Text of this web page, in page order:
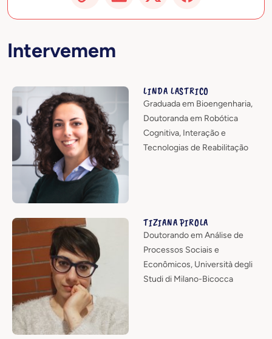
Intervemem
LINDA LASTRICO
Graduada em Bioengenharia,
Doutoranda em Robótica
Cognitiva, Interação e
Tecnologias de Reabilitação
TIZIANA PIROLA
Doutorando em Análise de
Processos Sociais e
Econômicos, Università degli
Studi di Milano-Bicocca